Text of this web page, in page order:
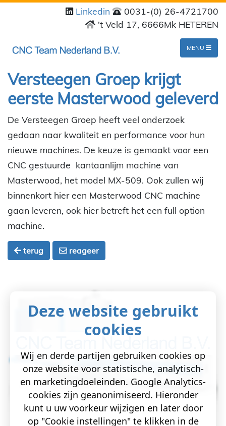
Linkedin
0031-(0) 26-4721700
't Veld 17, 6666Mk HETEREN
MENU
Versteegen Groep krijgt
eerste Masterwood geleverd
De Versteegen Groep heeft veel onderzoek
gedaan naar kwaliteit en performance voor hun
nieuwe machines. De keuze is gemaakt voor een
CNC gestuurde kantaanlijm machine van
Masterwood, het model MX-509. Ook zullen wij
binnenkort hier een Masterwood CNC machine
gaan leveren, ook hier betreft het een full option
machine.
terug reageer
Deze website gebruikt
cookies
Wij en derde partijen gebruiken cookies op
onze website voor statistische, analytisch-
en marketingdoeleinden. Google Analytics-
cookies zijn geanonimiseerd. Hieronder
kunt u uw voorkeur wijzigen en later door
op "Cookie instellingen" te klikken in de